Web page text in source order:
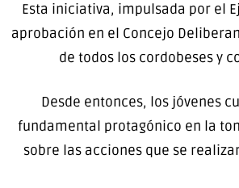
Esta iniciativa, impulsada por el
aprobación en el Concejo
de todos los cordobeses y
Desde entonces, los jóvenes
fundamental protagónico en la
sobre las acciones que se